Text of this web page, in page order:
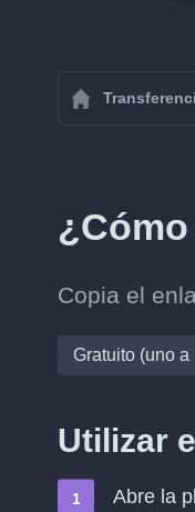
Copia el
Gratuito (uno a
Utilizar
Abre la